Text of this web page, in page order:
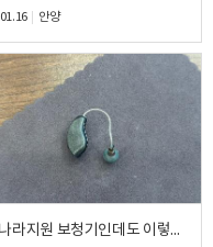
안양
[ “나라지원 보청기인데도 이렇게 꼼꼼할 줄은 몰랐어요” ] – 스타키 제네시스24 착용 후기